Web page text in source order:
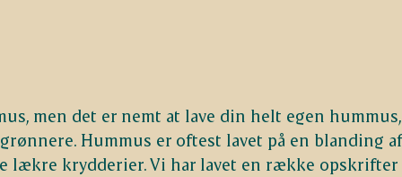
men det er nemt at lave din helt egen hummus,
Hummus er oftest lavet på en blanding af
lækre krydderier. Vi har lavet en række opskrifter